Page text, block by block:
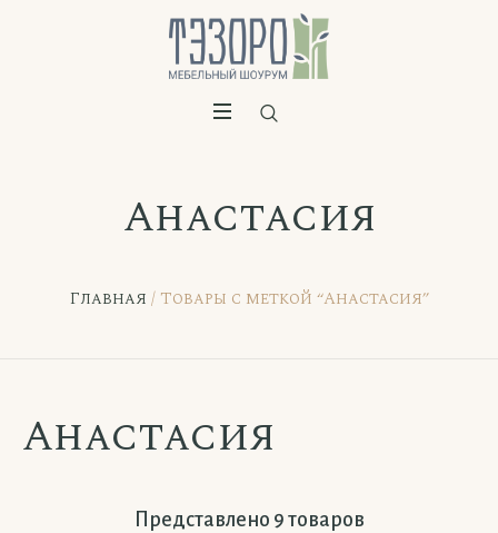
Анастасия
Главная / Товары с меткой “Анастасия”
Анастасия
Представлено 9 товаров